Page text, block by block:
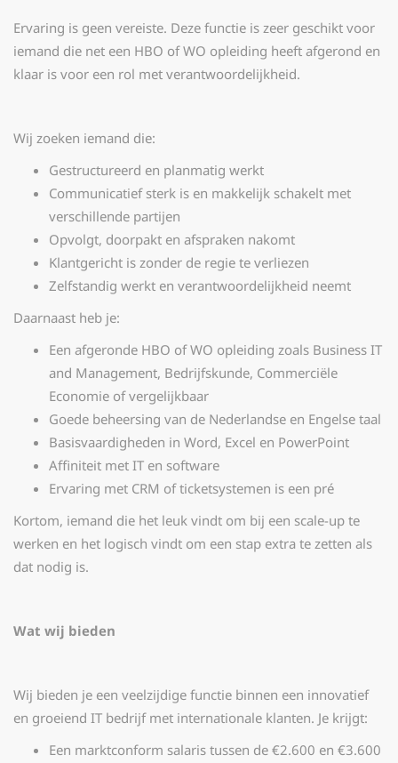
Ervaring is geen vereiste. Deze functie is zeer geschikt voor
iemand die net een HBO of WO opleiding heeft afgerond en
klaar is voor een rol met verantwoordelijkheid.
Wij zoeken iemand die:
Gestructureerd en planmatig werkt
Communicatief sterk is en makkelijk schakelt met
verschillende partijen
Opvolgt, doorpakt en afspraken nakomt
Klantgericht is zonder de regie te verliezen
Zelfstandig werkt en verantwoordelijkheid neemt
Daarnaast heb je:
Een afgeronde HBO of WO opleiding zoals Business IT
and Management, Bedrijfskunde, Commerciële
Economie of vergelijkbaar
Goede beheersing van de Nederlandse en Engelse taal
Basisvaardigheden in Word, Excel en PowerPoint
Affiniteit met IT en software
Ervaring met CRM of ticketsystemen is een pré
Kortom, iemand die het leuk vindt om bij een scale-up te
werken en het logisch vindt om een stap extra te zetten als
dat nodig is.
Wat wij bieden
Wij bieden je een veelzijdige functie binnen een innovatief
en groeiend IT bedrijf met internationale klanten. Je krijgt:
Een marktconform salaris tussen de €2.600 en €3.600